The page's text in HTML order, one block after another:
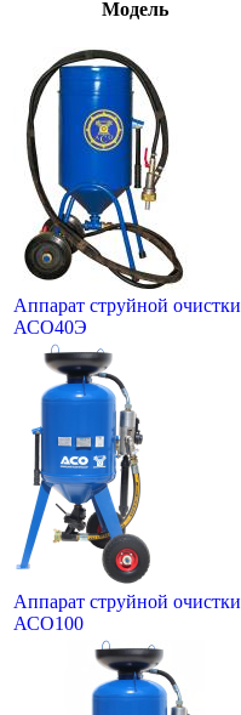
Модель
Аппарат струйной очистки
АСО40Э
Аппарат струйной очистки
АСО100